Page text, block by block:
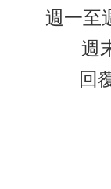
週一至
週
回